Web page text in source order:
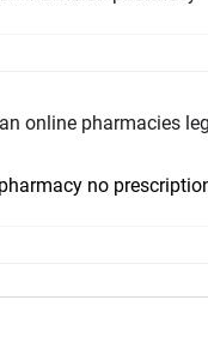
online pharmacies
no